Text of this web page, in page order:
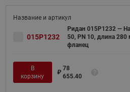
015P1232
Ридан 015P1232 —
50, PN 10, длина
фланец
В
корзину
₽
78
655.40